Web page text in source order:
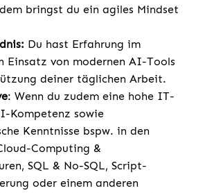
bringst du ein agiles Mindset
Du hast Erfahrung im
Einsatz von modernen AI-Tools
deiner täglichen Arbeit.
: Wenn du zudem eine hohe IT-
Kompetenz sowie
Kenntnisse bspw. in den
Computing &
SQL & No-SQL, Script-
oder einem anderen